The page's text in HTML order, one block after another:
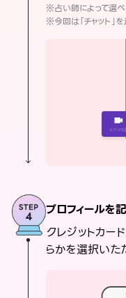
※占い師によって選
※今回は「チャット」
プロフィールを
クレジットカー
らかを選択いた